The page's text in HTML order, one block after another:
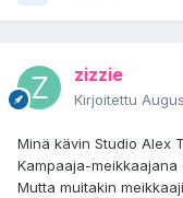
zizzie
Kirjoitettu
Minä kävin Studio Alex
Kampaaja-
Mutta muitakin